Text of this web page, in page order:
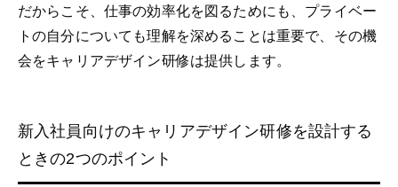
だからこそ、仕事の効率化を図るためにも、プライベー
トの自分についても理解を深めることは重要で、その機
会をキャリアデザイン研修は提供します。
新入社員向けのキャリアデザイン研修を設計する
ときの2つのポイント